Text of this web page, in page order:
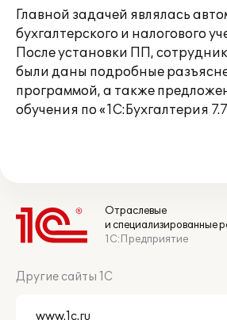
Главной задачей являлась
бухгалтерского и налогового
После установки ПП,
были даны подробные
программой, а также
обучения по «1С:Бухгалтерия
Отраслевые
и специализированные
1С:Предприятие
Другие сайты 1С